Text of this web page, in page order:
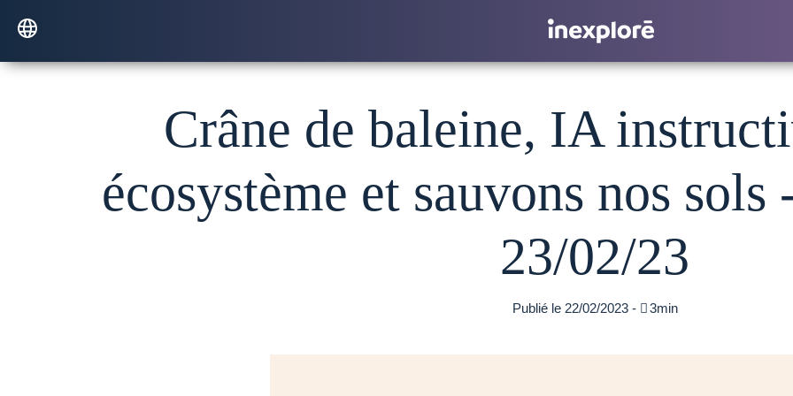
Crâne de baleine, IA
écosystème et sauvons nos sols
23/02/23
Publié le 22/02/2023 - 3min